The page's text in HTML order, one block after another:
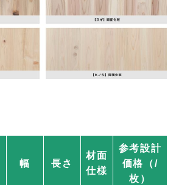
幅 長さ
材面
仕様
参考設計
価格（/
枚）